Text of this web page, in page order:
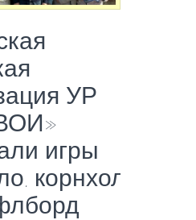
УР
игры
корнхол